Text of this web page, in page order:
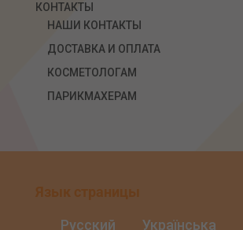
КОНТАКТЫ
НАШИ КОНТАКТЫ
ДОСТАВКА И ОПЛАТА
КОСМЕТОЛОГАМ
ПАРИКМАХЕРАМ
Язык страницы
Русский Українська